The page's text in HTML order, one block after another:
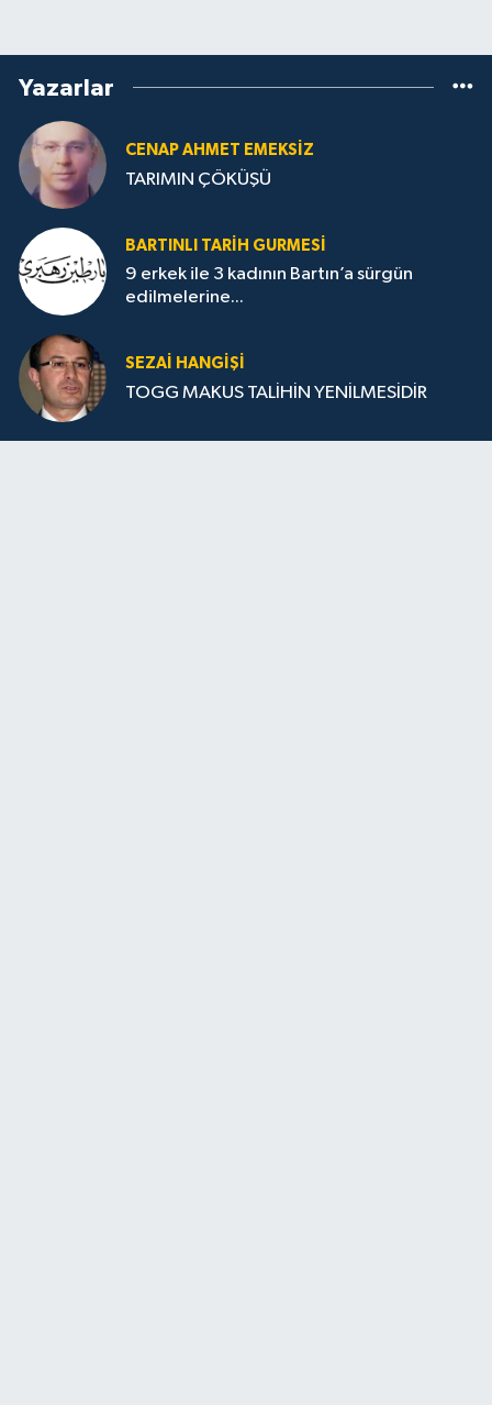
Yazarlar
CENAP AHMET EMEKSİZ
TARIMIN ÇÖKÜŞÜ
BARTINLI TARIH GURMESI
9 erkek ile 3 kadının Bartın’a sürgün
edilmelerine...
SEZAI HANGİŞİ
TOGG MAKUS TALİHİN YENİLMESİDİR